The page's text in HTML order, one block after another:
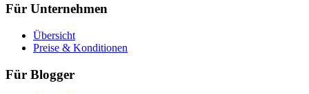
Für Unternehmen
Übersicht
Preise & Konditionen
Für Blogger